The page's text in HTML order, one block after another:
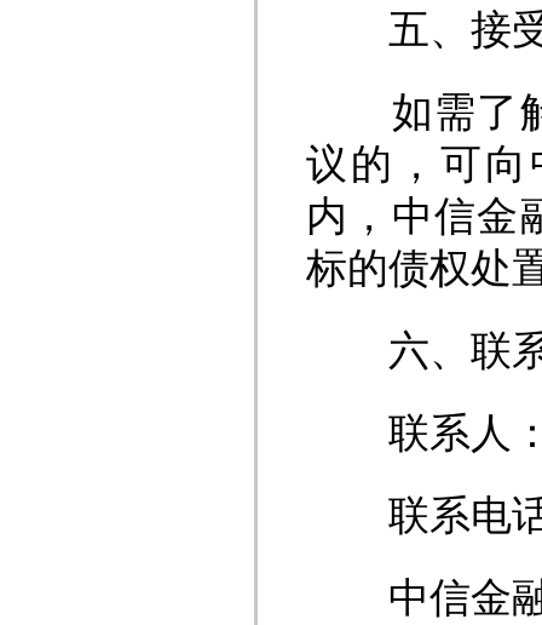
五、接受
如需了解
议的，可
内，中信金
标的债权处
六、联
联系人：
联系电话
中信金融